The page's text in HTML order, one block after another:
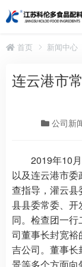
首页 新闻中心
连云港市
公司新
2019年10月
以及连云港市
查指导，灌云
县县委常委、
同。检查团一
司董事长封宽
吉公司。董事